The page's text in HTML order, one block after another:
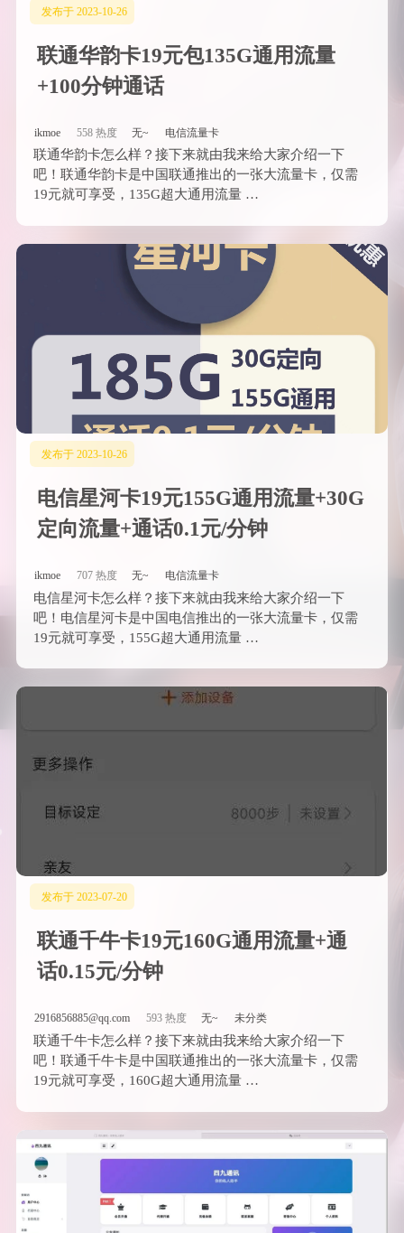
发布于 2023-10-26
联通华韵卡19元包135G通用流量
+100分钟通话
ikmoe 558 热度 无~ 电信流量卡
联通华韵卡怎么样？接下来就由我来给大家介绍一下
吧！联通华韵卡是中国联通推出的一张大流量卡，仅需
19元就可享受，135G超大通用流量 …
发布于 2023-10-26
电信星河卡19元155G通用流量+30G
定向流量+通话0.1元/分钟
ikmoe 707 热度 无~ 电信流量卡
电信星河卡怎么样？接下来就由我来给大家介绍一下
吧！电信星河卡是中国电信推出的一张大流量卡，仅需
19元就可享受，155G超大通用流量 …
发布于 2023-07-20
联通千牛卡19元160G通用流量+通
话0.15元/分钟
2916856885@qq.com 593 热度 无~ 未分类
联通千牛卡怎么样？接下来就由我来给大家介绍一下
吧！联通千牛卡是中国联通推出的一张大流量卡，仅需
19元就可享受，160G超大通用流量 …